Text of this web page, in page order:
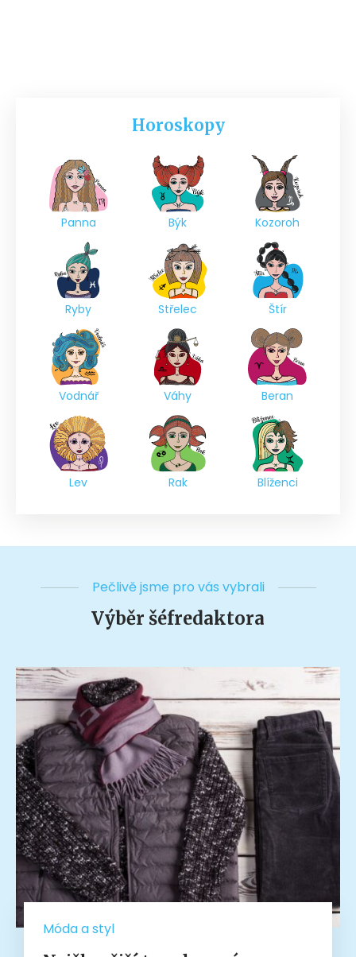
Horoskopy
Panna Býk Kozoroh
Ryby Střelec Štír
Vodnář Váhy Beran
Lev Rak Blíženci
Pečlivě jsme pro vás vybrali
Výběr šéfredaktora
Móda a styl